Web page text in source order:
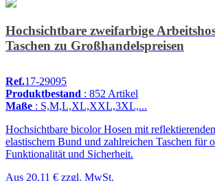
Hochsichtbare zweifarbige
Taschen zu Großhandelspreisen
Ref.17-29095
Produktbestand : 852 Artikel
Maße : S,M,L,XL,XXL,3XL,...
Hochsichtbare bicolor Hosen mit
elastischem Bund und zahlreichen Taschen für
Funktionalität und Sicherheit.
Aus 20,11 € zzgl. MwSt.